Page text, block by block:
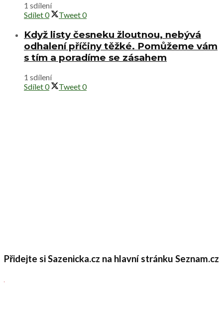
1 sdílení
Sdílet0 Tweet0
Když listy česneku žloutnou, nebývá
odhalení příčiny těžké. Pomůžeme vám
s tím a poradíme se zásahem
1 sdílení
Sdílet0 Tweet0
Přidejte si Sazenicka.cz na hlavní stránku Seznam.cz